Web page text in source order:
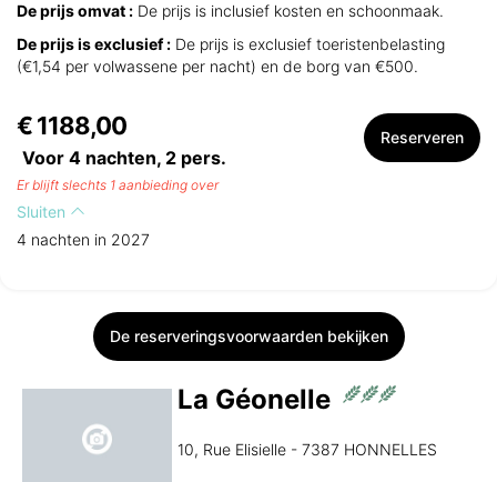
De prijs omvat : De prijs is inclusief kosten en schoonmaak.
De prijs is exclusief : De prijs is exclusief toeristenbelasting
(€1,54 per volwassene per nacht) en de borg van €500.
€ 1188,00
Voor 4 nachten, 2 pers.
Reserveren
Er blijft slechts 1 aanbieding over
Sluiten
4 nachten in 2027
De reserveringsvoorwaarden bekijken
La Géonelle
10, Rue Elisielle - 7387 HONNELLES